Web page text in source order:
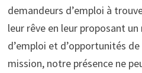
demandeurs d’emploi à
leur rêve en leur proposant
d’emploi et d’opportunités
mission, notre présence ne